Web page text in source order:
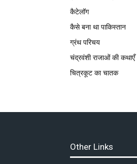
कैटेलॉग
कैसे बना था पाकिस्तान
ग्रंथ परिचय
चंद्रवंशी राजाओं की कथाएँ
चित्रकूट का चातक
Other Links